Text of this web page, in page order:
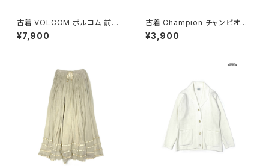
古着 VOLCOM ボルコム 前開
き 無地 ブランドロゴ 刺繍 ナイ
ロン100％ 長袖 アウター ライト
¥7,900
古着 Champion チャンピオン
NEW MEXICO LOBOS プリン
ト カットソー 長袖 Ｔシャツ 赤 (t
¥3,900